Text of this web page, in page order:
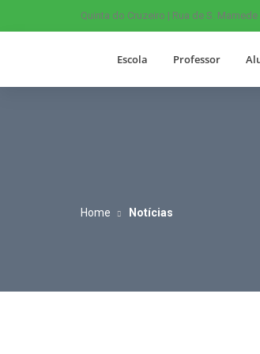
Quinta do Cruzeiro | Rua de S.
Escola Professor
Home Notícias